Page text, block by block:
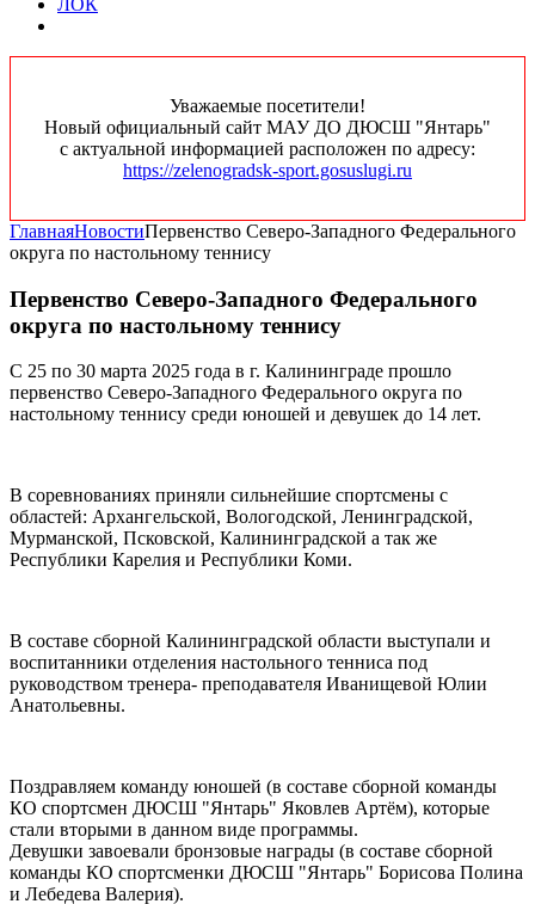
Уважаемые посетители!
Новый официальный сайт МАУ ДО ДЮСШ "Янтарь"
с актуальной информацией расположен по адресу:
https://zelenogradsk-sport.gosuslugi.ru
ГлавнаяНовостиПервенство Северо-Западного Федерального
округа по настольному теннису
Первенство Северо-Западного Федерального
округа по настольному теннису
С 25 по 30 марта 2025 года в г. Калининграде прошло
первенство Северо-Западного Федерального округа по
настольному теннису среди юношей и девушек до 14 лет.
В соревнованиях приняли сильнейшие спортсмены с
областей: Архангельской, Вологодской, Ленинградской,
Мурманской, Псковской, Калининградской а так же
Республики Карелия и Республики Коми.
В составе сборной Калининградской области выступали и
воспитанники отделения настольного тенниса под
руководством тренера- преподавателя Иванищевой Юлии
Анатольевны.
Поздравляем команду юношей (в составе сборной команды
КО спортсмен ДЮСШ "Янтарь" Яковлев Артём), которые
стали вторыми в данном виде программы.
Девушки завоевали бронзовые награды (в составе сборной
команды КО спортсменки ДЮСШ "Янтарь" Борисова Полина
и Лебедева Валерия).